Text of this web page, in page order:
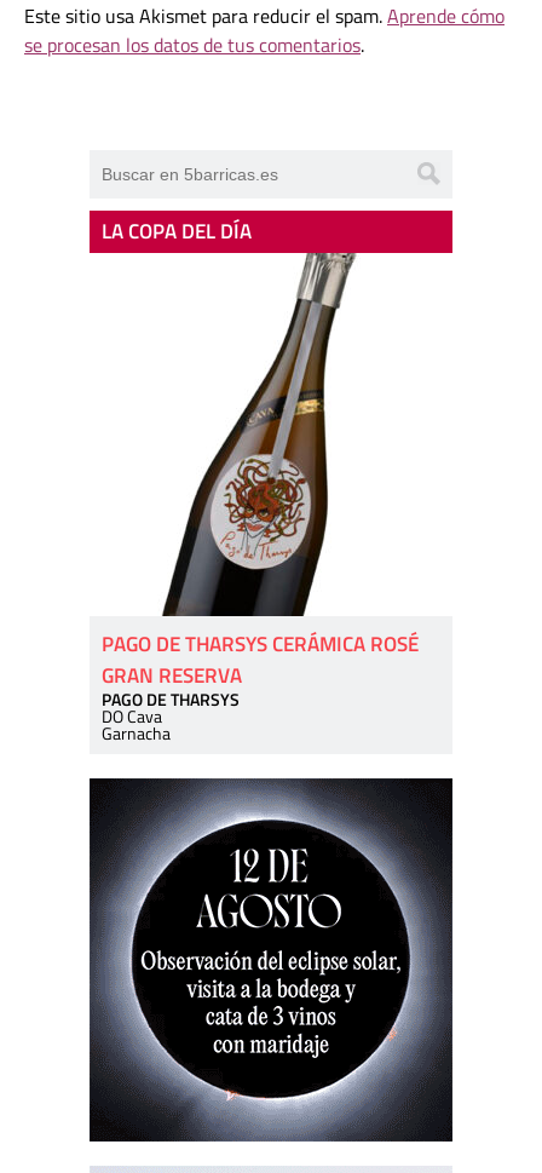
Este sitio usa Akismet para reducir el spam.Aprende cómo
se procesan los datos de tus comentarios.
LA COPA DEL DÍA
PAGO DE THARSYS CERÁMICA ROSÉ
GRAN RESERVA
PAGO DE THARSYS
DO Cava
Garnacha